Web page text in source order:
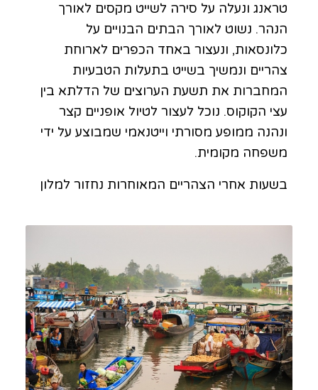
טראנג ונעלה על סירה לשייט מקסים לאורך
הנהר. נשוט לאורך הבתים הבנויים על
כלונסאות, ונעצור באחד הכפרים לארוחת
צהריים ונמשיך בשייט בתעלות הטבעיות
המחברות את תשעת הערוצים של הדלתא בין
עצי הקוקוס. נוכל לעצור לטיול אופניים קצר
ונהנה ממופע מסורתי וייטנאמי שמבוצע על ידי
משפחה מקומית.
בשעות אחרי הצהריים המאוחרות נחזור למלון